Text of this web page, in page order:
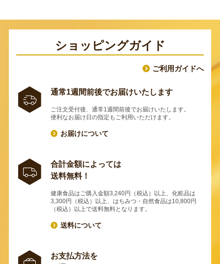
ショッピングガイド
ご利用ガイドへ
通常1週間前後でお届けいたします
ご注文受付後、通常1週間前後でお届けいたします。
便利なお届け日の指定もご利用いただけます。
お届けについて
合計金額によっては
送料無料！
健康食品はご購入金額3,240円（税込）以上、化粧品は
3,300円（税込）以上、はちみつ・自然食品は10,800円
（税込）以上で送料無料となります。
送料について
お支払方法を